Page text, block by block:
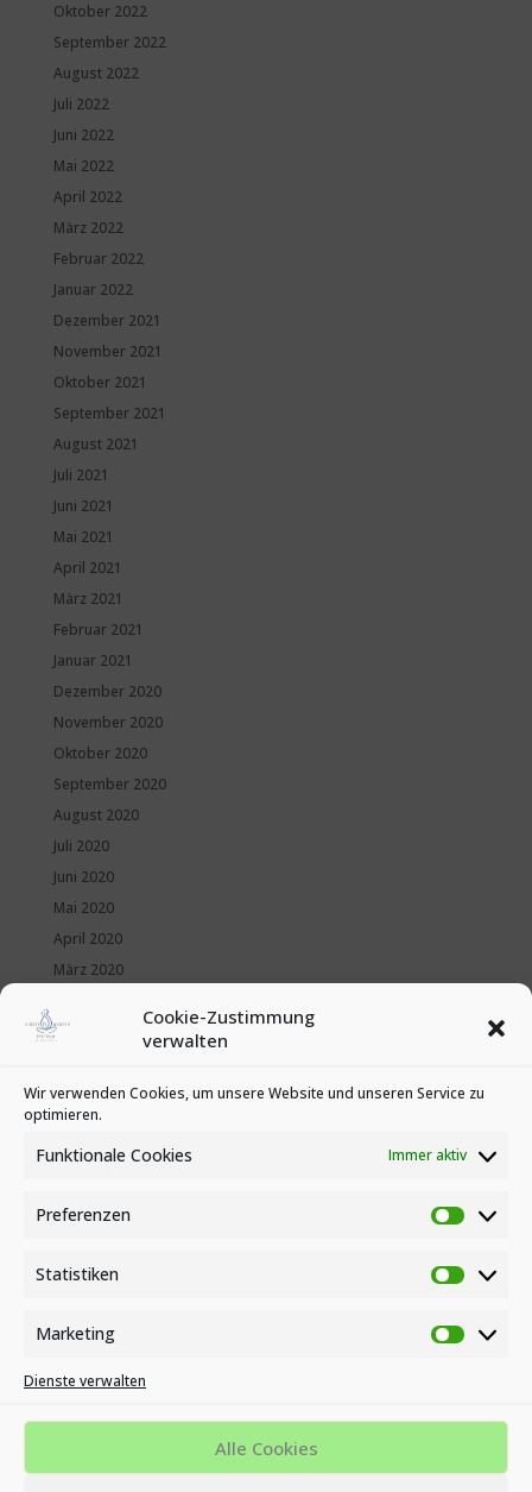
Cookie-Zustimmung
verwalten
Wir verwenden Cookies, um unsere Website und unseren Service zu
optimieren.
Funktionale Cookies Immer aktiv
Preferenzen
Statistiken
Marketing
Marketing
Dienste verwalten
Alle Cookies
Oktober 2022
September 2022
August 2022
Juli 2022
Juni 2022
Mai 2022
April 2022
März 2022
Februar 2022
Januar 2022
Dezember 2021
November 2021
Oktober 2021
September 2021
August 2021
Juli 2021
Juni 2021
Mai 2021
April 2021
März 2021
Februar 2021
Januar 2021
Dezember 2020
November 2020
Oktober 2020
September 2020
August 2020
Juli 2020
Juni 2020
Mai 2020
April 2020
März 2020
Januar 2020
Kategorien
News
Veranstaltungen